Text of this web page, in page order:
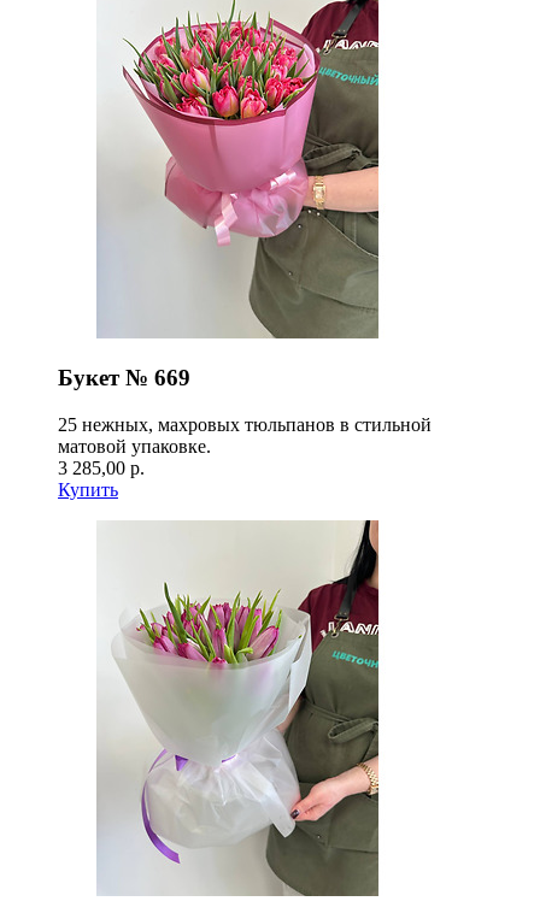
Букет № 669
25 нежных, махровых тюльпанов в стильной
матовой упаковке.
3 285,00 р.
Купить